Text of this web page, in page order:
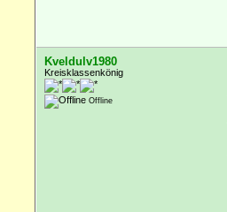
Kveldulv1980
Kreisklassenkönig
Offline